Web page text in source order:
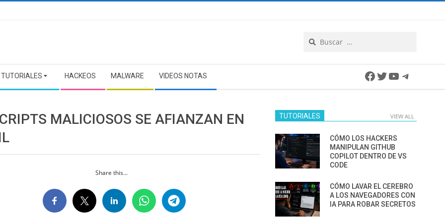
TUTORIALES HACKEOS MALWARE VIDEOS NOTAS Facebook
Twitter
YouTube
MALICIOSOS SE AFIANZAN EN
Share this...
TUTORIALES VIEW ALL
CÓMO LOS HACKERS
MANIPULAN GITHUB
COPILOT DENTRO DE VS
CODE
CÓMO LAVAR EL CEREBRO
A LOS NAVEGADORES CON
IA PARA ROBAR SECRETOS